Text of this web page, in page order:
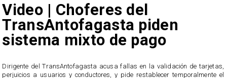
Video | Choferes del
TransAntofagasta piden
sistema mixto de pago
​Dirigente del TransAntofagasta acusa fallas en la validación de tarjetas,
perjuicios a usuarios y conductores, y pide restablecer temporalmente el